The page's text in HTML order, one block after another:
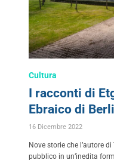
Cultura
I racconti di
Ebraico di
16 Dicembre 2022
Nove storie che l’autore
pubblico in un’inedita